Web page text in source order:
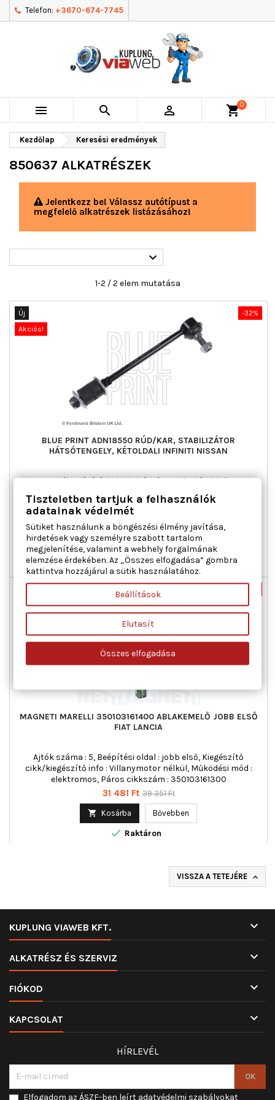
Telefon: +3670-674-7745
   shopping_cart0
Kezdőlap Keresési eredmények
850637 ALKATRÉSZEK
Jelentkezz be! Válassz autótípust a
megfelelő alkatrészek listázásához!

1-2 / 2 elem mutatása
-32%
Új
Akciós!
BLUE PRINT ADN18550 RÚD/KAR, STABILIZÁTOR
HÁTSÓTENGELY, KÉTOLDALI INFINITI NISSAN
Anyag : Acél, Beépítési oldal : hátsótengely, kétoldali, Hossz
[mm] : 223,5, Kulcsnyílás : 17, Külső átmérő [mm] : 10,0, Külső
menet [mm] : M10 x 1,25, Menethossz [mm] : 22,5, OE-számhoz
: 56260-41G11, Rúd/kar : kapcsolórúd, Tömeg [kg] : 0,292
Ár7 797 FtNormál
ár
11 467 Ft
 Kosárba Bővebben
Raktáron
Akciós!
MAGNETI MARELLI 350103161400 ABLAKEMELŐ JOBB ELSŐ
FIAT LANCIA
Ajtók száma : 5, Beépítési oldal : jobb első, Kiegészítő
cikk/kiegészítő info : Villanymotor nélkül, Működési mód :
elektromos, Páros cikkszám : 350103161300
Ár
31 481 Ft Normál
39 351 Ft
 Kosárba Bővebben
 Raktáron
VISSZA A TETEJÉRE 
KUPLUNG VIAWEB KFT. 
ALKATRÉSZ ÉS SZERVIZ 
FIÓKOD 
KAPCSOLAT 
HÍRLEVÉL
Elfogadom az ÁSZF-ben leírt adatvédelmi szabályokat
Tiszteletben tartjuk a felhasználók
adatainak védelmét
Sütiket használunk a böngészési élmény javítása,
hirdetések vagy személyre szabott tartalom
megjelenítése, valamint a webhely forgalmának
elemzése érdekében. Az „Összes elfogadása” gombra
kattintva hozzájárul a sütik használatához.
Beállítások
Elutasít
Összes elfogadása